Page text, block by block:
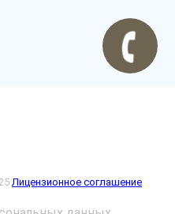
Лицензионное соглашение